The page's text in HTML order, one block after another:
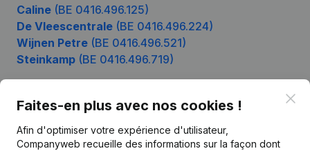
Caline (BE 0416.496.125)
De Vleescentrale (BE 0416.496.224)
Wijnen Petre (BE 0416.496.521)
Steinkamp (BE 0416.496.719)
Faites-en plus avec nos cookies !
Afin d'optimiser votre expérience d'utilisateur,
Companyweb recueille des informations sur la façon dont
Produit
Informations d’entreprise